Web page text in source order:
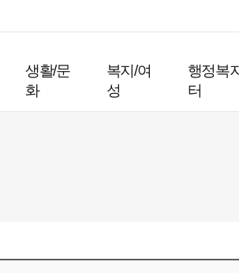
생활/문
화
복지/여
성
행정복
터